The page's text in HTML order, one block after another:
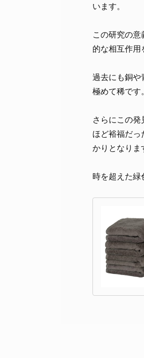
います。
この研究の
的な相互作用
過去にも銅や
極めて稀です。
さらにこの
ほど裕福だ
かりとなりま
時を超えた緑